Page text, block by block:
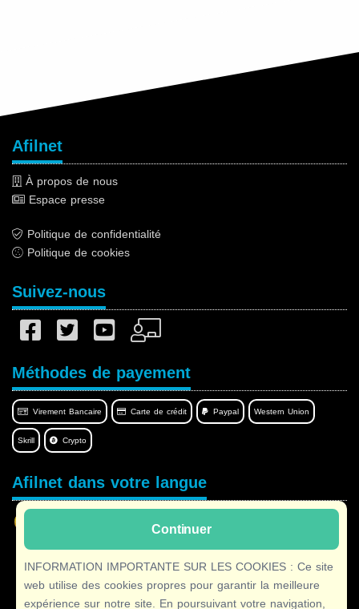
Continuer
INFORMATION IMPORTANTE SUR LES COOKIES : Ce site
web utilise des cookies propres pour garantir la meilleure
expérience sur notre site. En poursuivant votre navigation,
Afilnet
À propos de nous
Espace presse
Politique de confidentialité
Politique de cookies
Suivez-nous
Méthodes de payement
Virement Bancaire Carte de crédit Paypal Western Union
Skrill Crypto
Afilnet dans votre langue
Copyright © 2026 Afilnet· Tous droits réservés